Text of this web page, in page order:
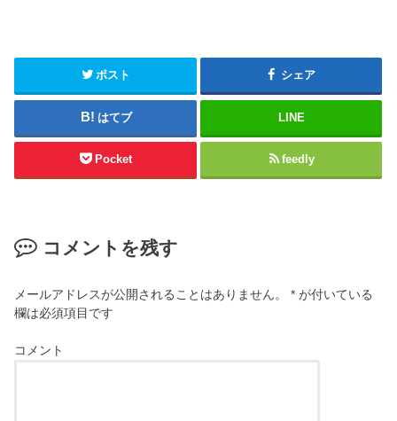
ポスト シェア
はてブ LINE
Pocket feedly
コメントを残す
メールアドレスが公開されることはありません。 * が付いている
欄は必須項目です
コメント